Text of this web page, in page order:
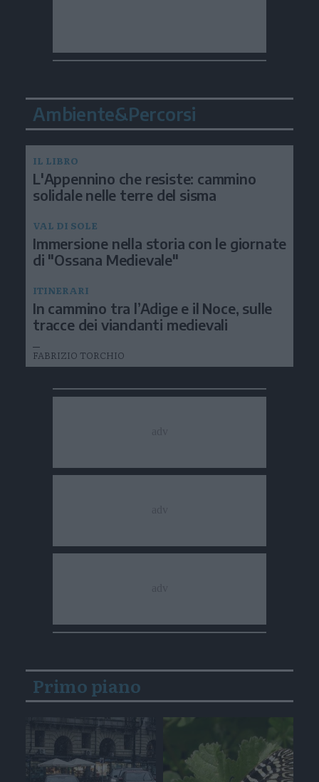
Ambiente&Percorsi
IL LIBRO
L'Appennino che resiste: cammino
solidale nelle terre del sisma
VAL DI SOLE
Immersione nella storia con le giornate
di "Ossana Medievale"
ITINERARI
In cammino tra l’Adige e il Noce, sulle
tracce dei viandanti medievali
FABRIZIO TORCHIO
Primo piano